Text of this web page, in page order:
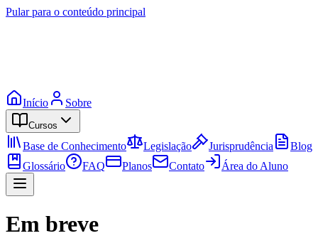
Pular para o conteúdo principal
Início Sobre
Cursos
Base de Conhecimento Legislação Jurisprudência
Blog
Glossário
FAQ Planos Contato Área do Aluno
Em breve